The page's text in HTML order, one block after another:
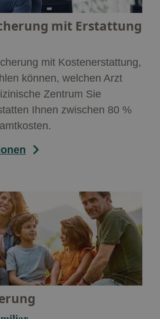
mit Erstattung
mit Kostenerstattung,
können, welchen Arzt
Zentrum Sie
Ihnen zwischen 80 %